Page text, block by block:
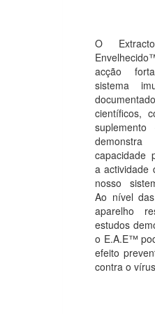
O
acção
sistema
científicos,
capacidade
a actividade
nosso
Ao nível
aparelho
estudos
o E.A.E™
efeito
contra o